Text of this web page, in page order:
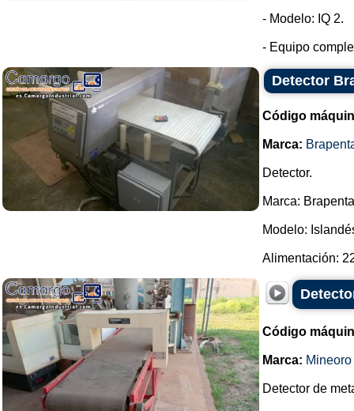
- Modelo: IQ 2.
- Equipo
Detector
Código
Marca:
Detector.
Marca:
Modelo:
Alimentación:
Código
Marca: Mineoro
Detector de